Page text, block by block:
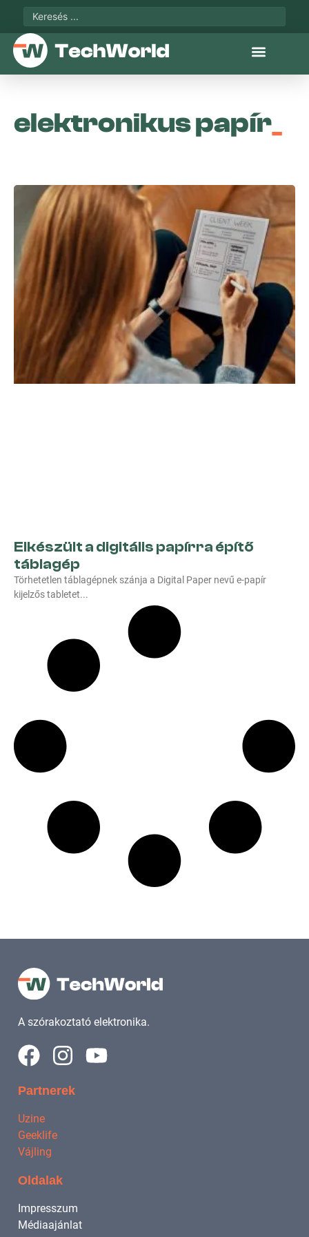
elektronikus papír
Elkészült a digitális papírra építő
táblagép
Törhetetlen táblagépnek szánja a Digital Paper nevű e-papír
kijelzős tabletet
A szórakoztató elektronika.
Partnerek
Uzine
Geeklife
Vájling
Oldalak
Impresszum
Médiaajánlat